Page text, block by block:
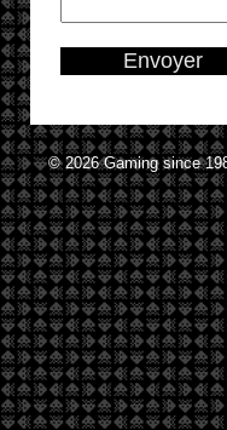
© 2026Gaming since